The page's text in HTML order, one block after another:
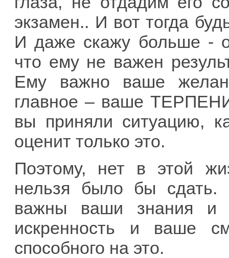
экзамен.. И вот тогда
И даже скажу больше -
что ему не важен
Ему важно ваше
главное – ваше
вы приняли ситуацию,
оценит только это.
Поэтому, нет в этой
нельзя было бы
важны ваши знания и
искренность и ваше
способного на это.